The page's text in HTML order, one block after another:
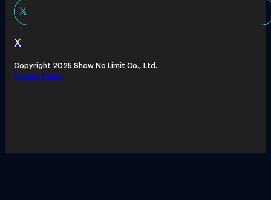
X
Copyright 2025 Show No Limit Co., Ltd.
Privacy Policy